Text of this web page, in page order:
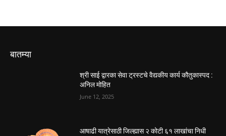
बातम्या
श्री साई द्वारका सेवा ट्रस्टचे वैद्यकीय कार्य कौतुकास्पद :
अनिल मोहित
June 12, 2025
आषाढी यात्रेसाठी जिल्ह्यास २ कोटी ६१ लाखांचा निधी